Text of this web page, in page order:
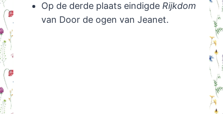
Op de derde plaats eindigde Rijkdom
van Door de ogen van Jeanet.